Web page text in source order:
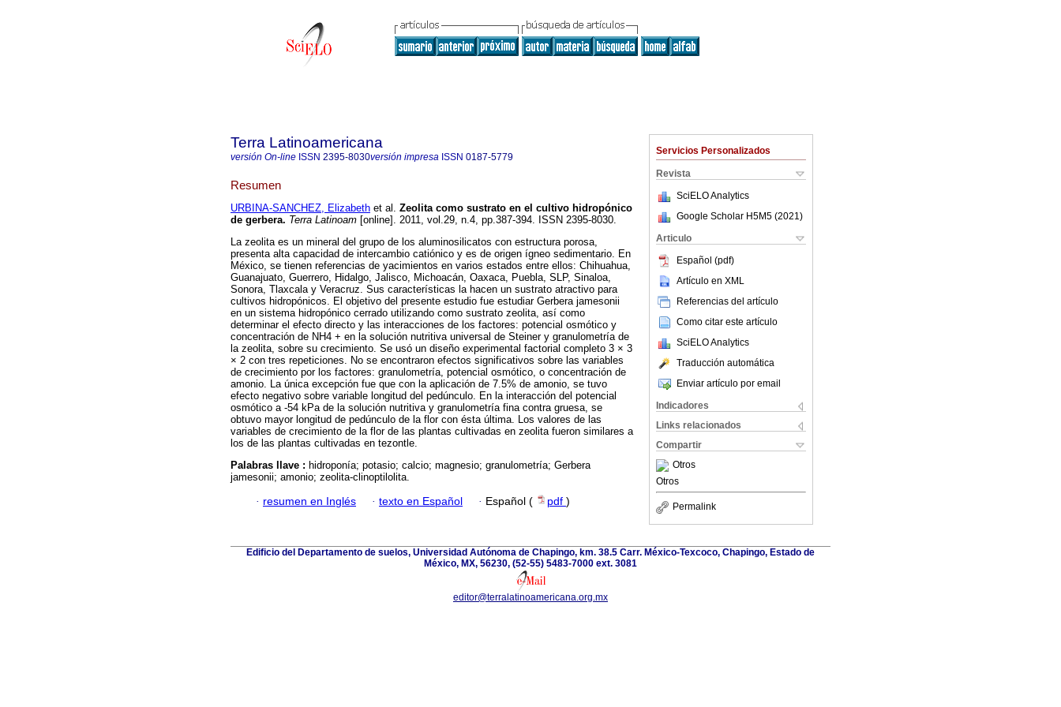
Servicios Personalizados
Revista
SciELO Analytics
Google Scholar H5M5 (2021 )
Articulo
Español (pdf)
Artículo en XML
Referencias del artículo
Como citar este artículo
SciELO Analytics
Traducción automática
Enviar artículo por email
Indicadores
Links relacionados
Compartir
Otros
Otros
Permalink
Terra Latinoamericana
versión On-line ISSN 2395-8030versión impresa ISSN 0187-5779
Resumen
URBINA-SANCHEZ, Elizabeth et al. Zeolita como sustrato en el cultivo hidropónico
de gerbera. Terra Latinoam [online]. 2011, vol.29, n.4, pp.387-394. ISSN 2395-8030.
La zeolita es un mineral del grupo de los aluminosilicatos con estructura porosa,
presenta alta capacidad de intercambio catiónico y es de origen ígneo sedimentario. En
México, se tienen referencias de yacimientos en varios estados entre ellos: Chihuahua,
Guanajuato, Guerrero, Hidalgo, Jalisco, Michoacán, Oaxaca, Puebla, SLP, Sinaloa,
Sonora, Tlaxcala y Veracruz. Sus características la hacen un sustrato atractivo para
cultivos hidropónicos. El objetivo del presente estudio fue estudiar Gerbera jamesonii
en un sistema hidropónico cerrado utilizando como sustrato zeolita, así como
determinar el efecto directo y las interacciones de los factores: potencial osmótico y
concentración de NH4 + en la solución nutritiva universal de Steiner y granulometría de
la zeolita, sobre su crecimiento. Se usó un diseño experimental factorial completo 3 × 3
× 2 con tres repeticiones. No se encontraron efectos significativos sobre las variables
de crecimiento por los factores: granulometría, potencial osmótico, o concentración de
amonio. La única excepción fue que con la aplicación de 7.5% de amonio, se tuvo
efecto negativo sobre variable longitud del pedúnculo. En la interacción del potencial
osmótico a -54 kPa de la solución nutritiva y granulometría fina contra gruesa, se
obtuvo mayor longitud de pedúnculo de la flor con ésta última. Los valores de las
variables de crecimiento de la flor de las plantas cultivadas en zeolita fueron similares a
los de las plantas cultivadas en tezontle.
Palabras llave : hidroponía; potasio; calcio; magnesio; granulometría; Gerbera
jamesonii; amonio; zeolita-clinoptilolita.
· resumen en Inglés · texto en Español · Español ( pdf )
Edificio del Departamento de suelos, Universidad Autónoma de Chapingo, km. 38.5 Carr. México-Texcoco, Chapingo, Estado de
México, MX, 56230, (52-55) 5483-7000 ext. 3081
editor@terralatinoamericana.org.mx